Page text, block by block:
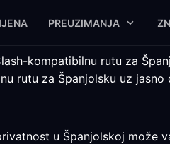
PREUZIMANJA
kompatibilnu rutu za
rutu za Španjolsku uz
u Španjolskoj može